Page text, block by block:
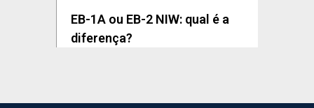
EB-1A ou EB-2 NIW: qual é a
diferença?